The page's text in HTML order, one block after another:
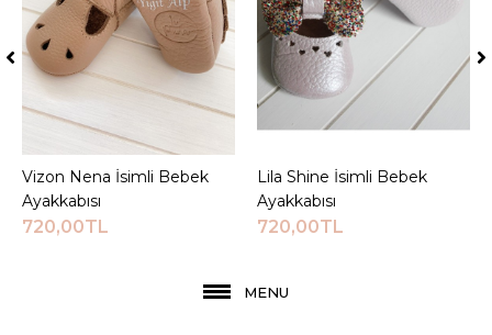
Sepete Ekle
Vizon Nena İsimli Bebek
Ayakkabısı
720,00TL
Sepete Ekle
Lila Shine İsimli Bebek
Ayakkabısı
720,00TL
MENU